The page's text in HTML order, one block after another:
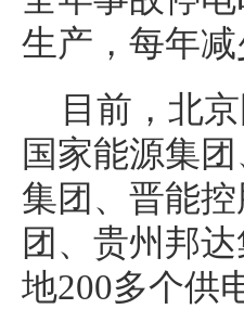
生产，每年
目前，北
国家能源集
集团、晋能
团、贵州邦
地200多个供